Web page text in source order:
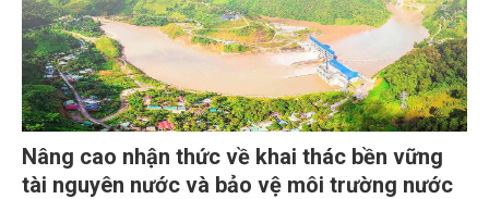
Nâng cao nhận thức về khai thác bền vững
tài nguyên nước và bảo vệ môi trường nước